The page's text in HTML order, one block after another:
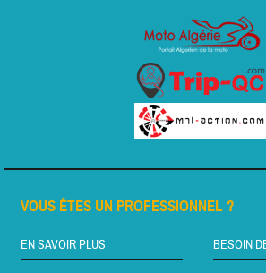
VOUS ÊTES UN PROFESSIONNEL ?
EN SAVOIR PLUS BESOIN